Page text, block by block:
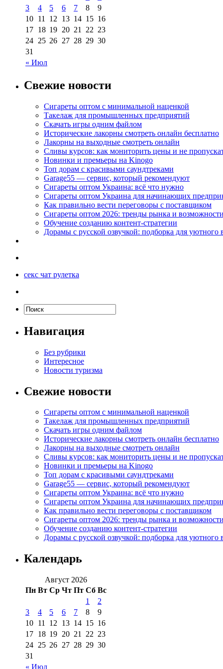
« Июл
3
4 5 6 7 8
9
10 11 12 13 14 15 16
17 18 19 20 21 22 23
24 25 26 27 28 29 30
31
Свежие новости
Сигареты оптом с минимальной наценкой
Такелаж для промышленных предприятий
Скачать игры одним файлом
Исторические лакорны смотреть онлайн бесплатно
Лакорны на выходные смотреть онлайн
Сливы курсов: как мониторить цены и не
Новинки и премьеры на Kinogo
Топ дорам с красивыми саундтреками
Garage55 — сервис, который рекомендуют
Сигареты оптом Украина: всё что нужно
Сигареты оптом Украина для начинающих
Как правильно вести переговоры с поставщиком
Сигареты оптом 2026: тренды рынка и возможности
Обучение созданию контент-стратегии
Дорамы с русской озвучкой: подборка для уютного
секс чат рулетка
Навигация
Без рубрики
Интересное
Новости туризма
Свежие новости
Сигареты оптом с минимальной наценкой
Такелаж для промышленных предприятий
Скачать игры одним файлом
Исторические лакорны смотреть онлайн бесплатно
Лакорны на выходные смотреть онлайн
Сливы курсов: как мониторить цены и не
Новинки и премьеры на Kinogo
Топ дорам с красивыми саундтреками
Garage55 — сервис, который рекомендуют
Сигареты оптом Украина: всё что нужно
Сигареты оптом Украина для начинающих
Как правильно вести переговоры с поставщиком
Сигареты оптом 2026: тренды рынка и возможности
Обучение созданию контент-стратегии
Дорамы с русской озвучкой: подборка для уютного
Календарь
Август 2026
Пн Вт Ср Чт Пт Сб Вс
« Июл
1
2
3
4 5 6 7 8
9
10 11 12 13 14 15 16
17 18 19 20 21 22 23
24 25 26 27 28 29 30
31